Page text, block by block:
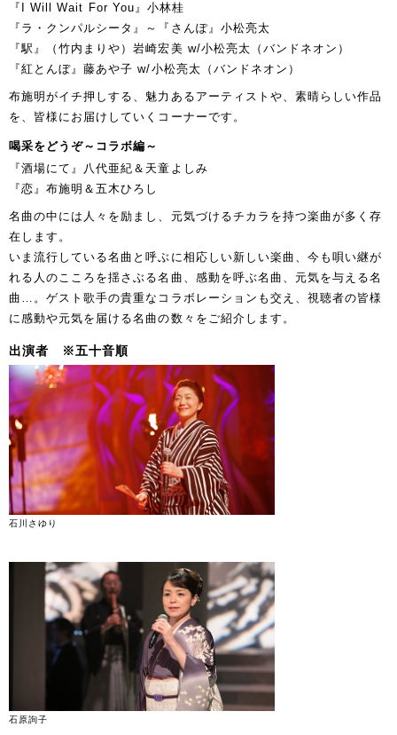
『I Will Wait For You』小林桂
『ラ・クンパルシータ』～『さんぽ』小松亮太
『駅』（竹内まりや）岩崎宏美 w/小松亮太（バンドネオン）
『紅とんぼ』藤あや子 w/小松亮太（バンドネオン）
布施明がイチ押しする、魅力あるアーティストや、素晴らしい作品
を、皆様にお届けしていくコーナーです。
喝采をどうぞ～コラボ編～
『酒場にて』八代亜紀＆天童よしみ
『恋』布施明＆五木ひろし
名曲の中には人々を励まし、元気づけるチカラを持つ楽曲が多く存
在します。
いま流行している名曲と呼ぶに相応しい新しい楽曲、今も唄い継が
れる人のこころを揺さぶる名曲、感動を呼ぶ名曲、元気を与える名
曲…。ゲスト歌手の貴重なコラボレーションも交え、視聴者の皆様
に感動や元気を届ける名曲の数々をご紹介します。
出演者 ※五十音順
石川さゆり
石原詢子